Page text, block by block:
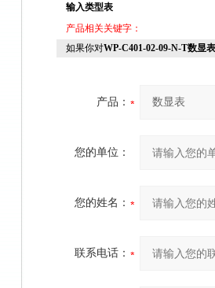
输入类型表
产品相关关键字：
如果你对WP-C401-02-09-N-T数显表
产品：
您的单位：
您的姓名：
联系电话：